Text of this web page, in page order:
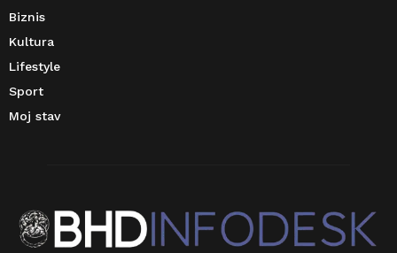
Biznis
Kultura
Lifestyle
Sport
Moj stav